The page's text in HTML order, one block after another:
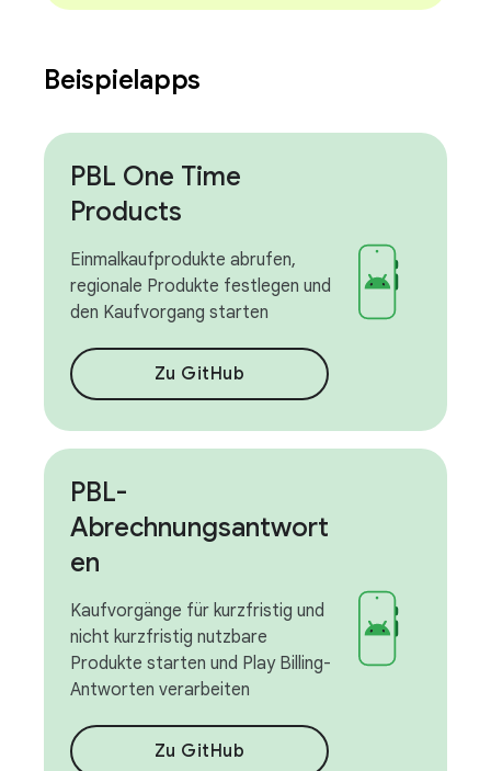
Beispielapps
PBL One Time
Products
Einmalkaufprodukte abrufen,
regionale Produkte festlegen und
den Kaufvorgang starten
Zu GitHub
PBL-
Abrechnungsantwort
en
Kaufvorgänge für kurzfristig und
nicht kurzfristig nutzbare
Produkte starten und Play Billing-
Antworten verarbeiten
Zu GitHub